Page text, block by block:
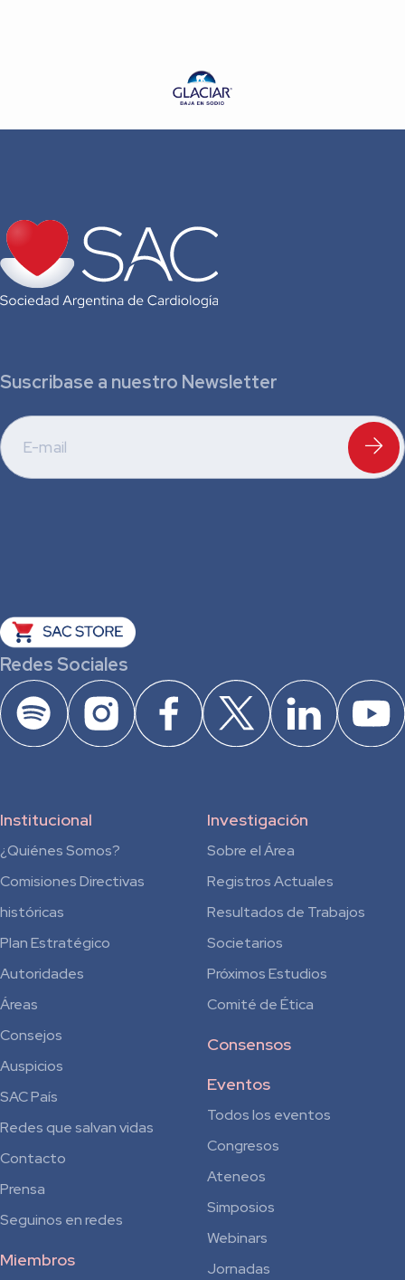
Suscribase a nuestro Newsletter
Redes Sociales
Institucional
¿Quiénes Somos?
Comisiones Directivas
históricas
Plan Estratégico
Autoridades
Áreas
Consejos
Auspicios
SAC País
Redes que salvan vidas
Contacto
Prensa
Seguinos en redes
Miembros
Investigación
Sobre el Área
Registros Actuales
Resultados de Trabajos
Societarios
Próximos Estudios
Comité de Ética
Consensos
Eventos
Todos los eventos
Congresos
Ateneos
Simposios
Webinars
Jornadas